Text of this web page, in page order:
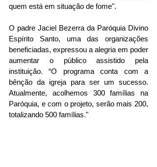
quem está em situação de fome".
O padre Jaciel Bezerra da Paróquia Divino
Espírito Santo, uma das organizações
beneficiadas, expressou a alegria em poder
aumentar o público assistido pela
instituição. “O programa conta com a
bênção da igreja para ser um sucesso.
Atualmente, acolhemos 300 famílias na
Paróquia, e com o projeto, serão mais 200,
totalizando 500 famílias."